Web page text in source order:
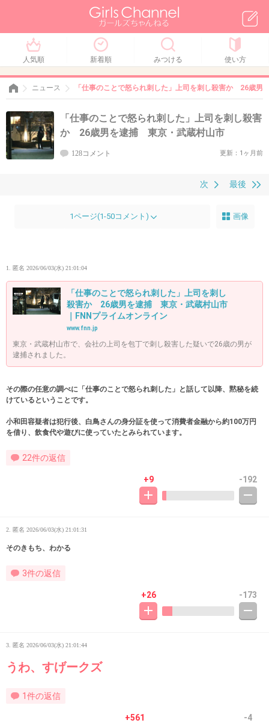
人気順 新着順 みつける 使い方
ニュース 「仕事のことで怒られ刺した」上司を刺し殺害か 26歳
「仕事のことで怒られ刺した」上司を刺し殺害
か 26歳男を逮捕 東京・武蔵村山市
128コメント 更新：1ヶ月前
最後
次
1ページ(1-50コメント) 画像
1. 匿名 2026/06/03(水) 21:01:04
「仕事のことで怒られ刺した」上司を刺し
殺害か 26歳男を逮捕 東京・武蔵村山市
｜FNNプライムオンライン
www.fnn.jp
東京・武蔵村山市で、会社の上司を包丁で刺し殺害した疑いで26歳の男が
逮捕されました。
その際の任意の調べに「仕事のことで怒られ刺した」と話して以降、黙秘を続
けているということです。
小和田容疑者は犯行後、白鳥さんの身分証を使って消費者金融から約100万円
を借り、飲食代や遊びに使っていたとみられています。
22件の返信
+9 -192
2. 匿名 2026/06/03(水) 21:01:31
そのきもち、わかる
3件の返信
+26 -173
3. 匿名 2026/06/03(水) 21:01:44
うわ、すげークズ
1件の返信
+561 -4